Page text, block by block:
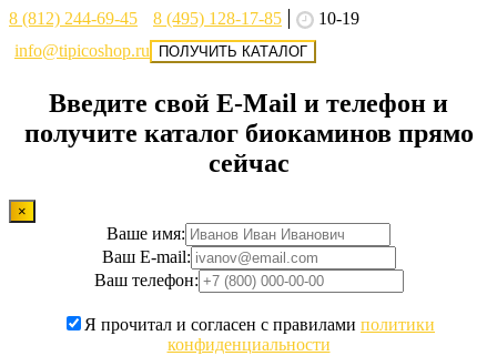
8 (812) 244-69-45 8 (495) 128-17-85
10-19
info@tipicoshop.ru
ПОЛУЧИТЬ КАТАЛОГ
Введите свой E-Mail и телефон и
получите каталог биокаминов прямо
сейчас
×
Ваше имя:
Ваш E-mail:
Ваш телефон:
Я прочитал и согласен с правилами политики
конфиденциальности